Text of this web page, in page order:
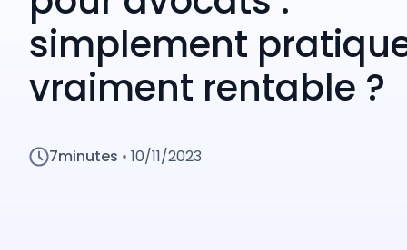
simplement
vraiment rentable ?
7minutes • 10/11/2023